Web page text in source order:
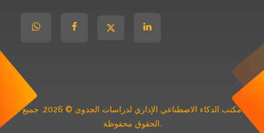
مكتب الدكاء الاصطناعي الإداري لدراسات الجدوى © 2026. جميع
الحقوق محفوظة.